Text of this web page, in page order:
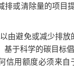
排或清除量的项目
由避免或减少排
于科学的碳目标
用额度必须来自